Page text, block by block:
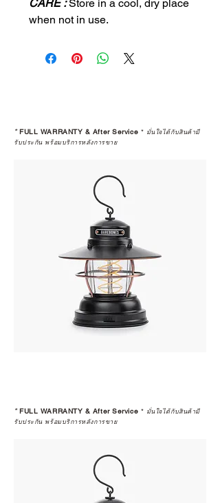
CARE :Store in a cool, dry place
when not in use.
*FULL WARRANTY & After Service * มั่นใจได้กับสินค้ามี
รับประกัน พร้อมบริการหลังการขาย
*FULL WARRANTY & After Service * มั่นใจได้กับสินค้ามี
รับประกัน พร้อมบริการหลังการขาย